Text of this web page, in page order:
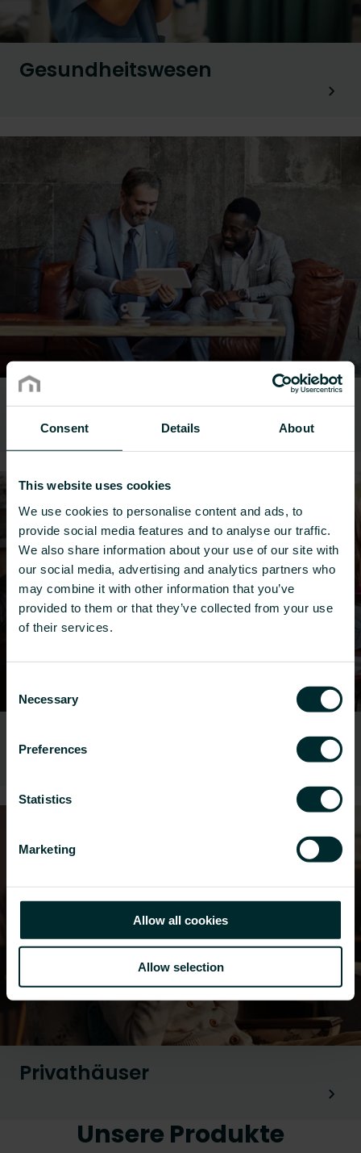
Consent Details About
This website uses cookies
We use cookies to personalise content and ads, to
provide social media features and to analyse our traffic.
We also share information about your use of our site with
our social media, advertising and analytics partners who
may combine it with other information that you’ve
provided to them or that they’ve collected from your use
of their services.
Selection
Necessary
Preferences
Statistics
Marketing
Allow all cookies
Allow selection
Gesundheitswesen
Hotels
Bildungseinrichtunge
Privathäuser
Unsere Produkte